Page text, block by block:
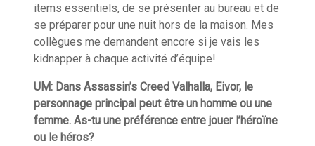
items essentiels, de se présenter au bureau et de
se préparer pour une nuit hors de la maison. Mes
collègues me demandent encore si je vais les
kidnapper à chaque activité d’équipe!
UM: Dans Assassin’s Creed Valhalla, Eivor, le
personnage principal peut être un homme ou une
femme. As-tu une préférence entre jouer l’héroïne
ou le héros?